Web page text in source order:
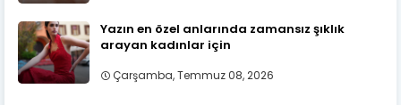
Yazın en özel anlarında zamansız şıklık
arayan kadınlar için
Çarşamba, Temmuz 08, 2026